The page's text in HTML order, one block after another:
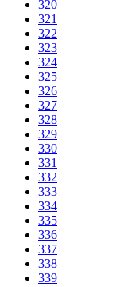
320
321
322
323
324
325
326
327
328
329
330
331
332
333
334
335
336
337
338
339